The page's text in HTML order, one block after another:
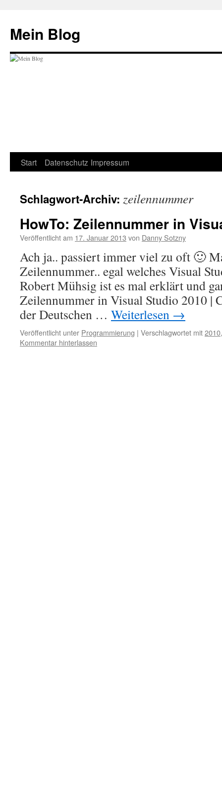
springen
Mein Blog
Start Datenschutz Impressum
Schlagwort-Archiv: zeilennummer
HowTo: Zeilennummer in
Veröffentlicht am 17. Januar 2013 von Danny Sotzny
Ach ja.. passiert immer viel zu oft 🙂
Zeilennummer.. egal welches Visual
Robert Mühsig ist es mal erklärt und
Zeilennummer in Visual Studio 2010 |
der Deutschen … Weiterlesen →
Veröffentlicht unter Programmierung | Verschlagwortet mit2010
Kommentar hinterlassen